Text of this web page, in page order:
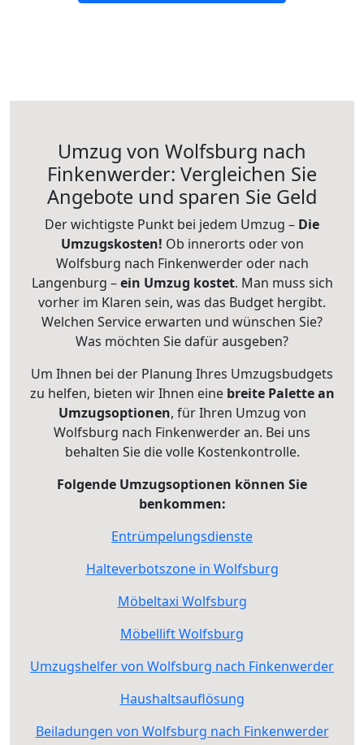
Umzug von Wolfsburg nach
Finkenwerder: Vergleichen Sie
Angebote und sparen Sie Geld
Der wichtigste Punkt bei jedem Umzug – Die
Umzugskosten! Ob innerorts oder von
Wolfsburg nach Finkenwerder oder nach
Langenburg –ein Umzug kostet. Man muss sich
vorher im Klaren sein, was das Budget hergibt.
Welchen Service erwarten und wünschen Sie?
Was möchten Sie dafür ausgeben?
Um Ihnen bei der Planung Ihres Umzugsbudgets
zu helfen, bieten wir Ihnen eine breite Palette an
Umzugsoptionen, für Ihren Umzug von
Wolfsburg nach Finkenwerder an. Bei uns
behalten Sie die volle Kostenkontrolle.
Folgende Umzugsoptionen können Sie
benkommen:
Entrümpelungsdienste
Halteverbotszone in Wolfsburg
Möbeltaxi Wolfsburg
Möbellift Wolfsburg
Umzugshelfer von Wolfsburg nach Finkenwerder
Haushaltsauflösung
Beiladungen von Wolfsburg nach Finkenwerder